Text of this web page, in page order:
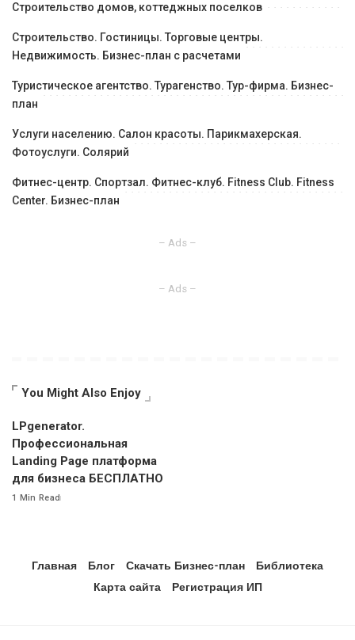
Строительство домов, коттеджных поселков
Строительство. Гостиницы. Торговые центры.
Недвижимость. Бизнес-план с расчетами
Туристическое агентство. Турагенство. Тур-фирма. Бизнес-
план
Услуги населению. Салон красоты. Парикмахерская.
Фотоуслуги. Солярий
Фитнес-центр. Спортзал. Фитнес-клуб. Fitness Club. Fitness
Center. Бизнес-план
– Ads –
– Ads –
You Might Also Enjoy
LPgenerator.
Профессиональная
Landing Page платформа
для бизнеса БЕСПЛАТНО
1 Min Read
Главная Блог Скачать Бизнес-план
Библиотека
Карта сайта
Регистрация ИП